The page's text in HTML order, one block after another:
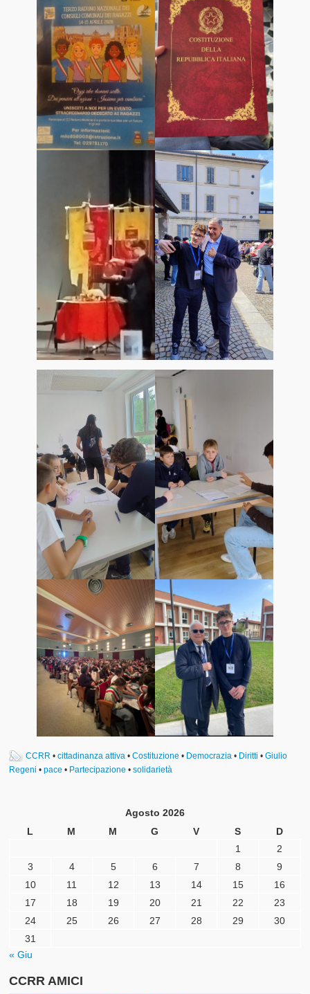
CCRR •cittadinanza attiva •Costituzione • Democrazia • Diritti •Giulio
Regeni •pace • Partecipazione •solidarietà
Agosto 2026
L
M M G V S
D
1
2
3
4 5 6 7 8
9
10
11 12 13 14 15
16
17
18 19 20 21 22
23
24
25 26 27 28 29
30
31
« Giu
CCRR AMICI